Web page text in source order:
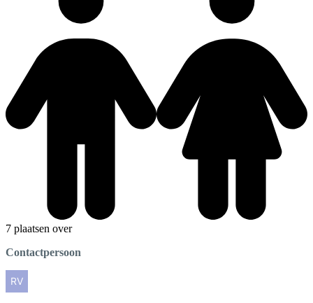
7 plaatsen over
Contactpersoon